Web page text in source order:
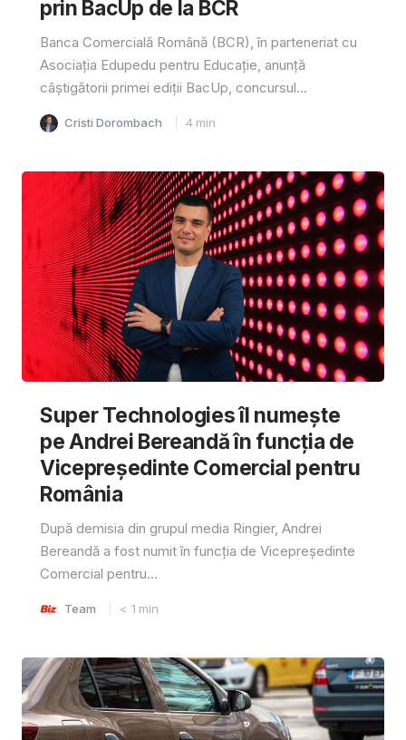
prin BacUp de la BCR
Banca Comercială Română (BCR), în parteneriat cu
Asociația Edupedu pentru Educație, anunță
câștigătorii primei ediții BacUp, concursul...
Cristi Dorombach 4 min
Super Technologies îl numește
pe Andrei Bereandă în funcția de
Vicepreședinte Comercial pentru
România
După demisia din grupul media Ringier, Andrei
Bereandă a fost numit în funcția de Vicepreședinte
Comercial pentru...
Team < 1 min